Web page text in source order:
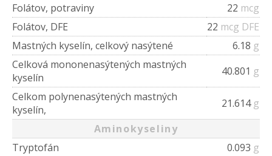
Folátov, potraviny
22 mcg
Folátov, DFE
22 mcg DFE
Mastných kyselín, celkový nasýtené
6.18 g
Celková mononenasýtených mastných
kyselín
40.801 g
Celkom polynenasýtených mastných
kyselín,
21.614 g
Aminokyseliny
Tryptofán
0.093 g